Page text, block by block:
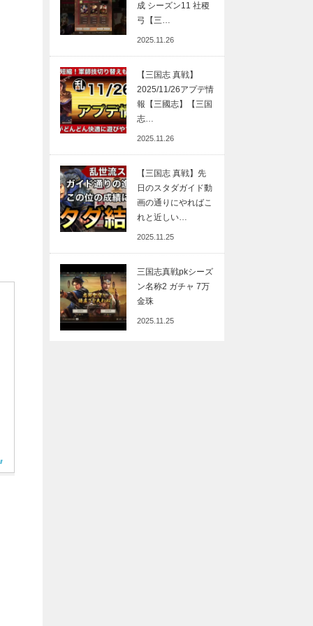
成 シーズン11 社稷
弓【三…
2025.11.26
【三国志 真戦】
2025/11/26アプデ情
報【三國志】【三国
志…
2025.11.26
【三国志 真戦】先
日のスタダガイド動
画の通りにやればこ
れと近しい…
2025.11.25
三国志真戦pkシーズ
ン名称2 ガチャ 7万
金珠
2025.11.25